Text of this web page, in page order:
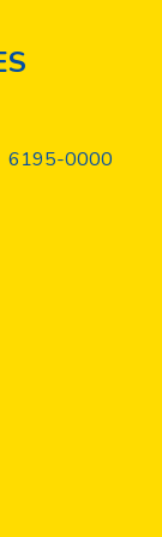
de
que superen
permitan la
6195-0000